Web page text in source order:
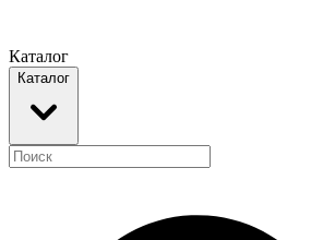
Каталог
Каталог